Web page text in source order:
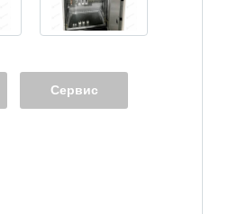
Сервис